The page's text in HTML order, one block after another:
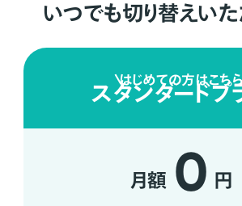
いつでも切り替えいた
はじめての方はこち
スタンダードプ
月額 0 円